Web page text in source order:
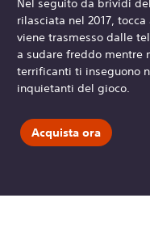
Nel seguito da brividi
rilasciata nel 2017,
viene trasmesso dalle
a sudare freddo mentre
terrificanti ti inseguono
inquietanti del gioco.
Acquista ora